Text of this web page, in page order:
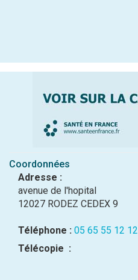
Coordonnées
Adresse :
avenue de l'hopital
12027 RODEZ CEDEX 9
Téléphone : 05 65 55 12 12
Télécopie :